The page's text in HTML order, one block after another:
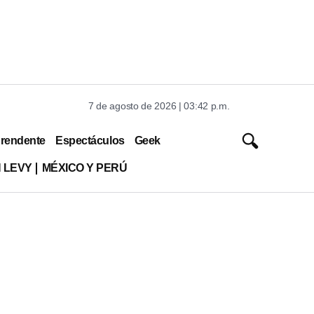
7 de agosto de 2026 | 03:42 p.m.
Espectáculos Geek
LEVY MÉXICO Y PERÚ